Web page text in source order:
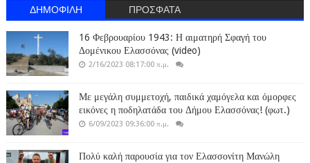
ΔΗΜΟΦΙΛΗ ΠΡΟΣΦΑΤΑ
16 Φεβρουαρίου 1943: Η αιματηρή Σφαγή του
Δομένικου Ελασσόνας (video)
2/16/2023 08:17:00 π.μ.
Με μεγάλη συμμετοχή, παιδικά χαμόγελα και όμορφες
εικόνες η ποδηλατάδα του Δήμου Ελασσόνας! (φωτ.)
6/09/2023 09:36:00 π.μ.
Πολύ καλή παρουσία για τον Ελασσονίτη Μανώλη